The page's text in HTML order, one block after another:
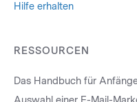
Hilfe erhalten
RESSOURCEN
Das Handbuch für